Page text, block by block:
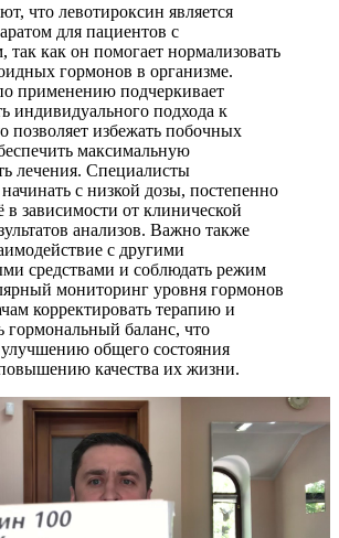
что левотироксин является
для пациентов с
так как он помогает нормализовать
гормонов в организме.
применению подчеркивает
индивидуального подхода к
позволяет избежать побочных
максимальную
лечения. Специалисты
с низкой дозы, постепенно
в зависимости от клинической
анализов. Важно также
с другими
средствами и соблюдать режим
мониторинг уровня гормонов
корректировать терапию и
гормональный баланс, что
улучшению общего состояния
качества их жизни.